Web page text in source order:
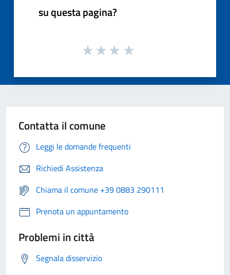
su questa pagina?
Contatta il comune
Leggi le domande frequenti
Richiedi Assistenza
Chiama il comune +39 0883 290111
Prenota un appuntamento
Problemi in città
Segnala disservizio